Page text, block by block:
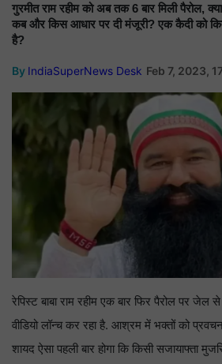
गुरमीत राम रहीम को अब तक 6 बार मिली पैरोल,
कब और किस आधार पर दी मंजूरी? एक कैदी को
है?
By IndiaSuperNews Desk Feb 7, 2023,
रेपिस्ट बाबा राम रहीम एक बार फिर पैरोल पर जेल
वीडियो लॉन्च कर रहा है. आश्रम में भक्तों को
शायद ऐसा पहली बार होगा कि किसी सजायाफ्ता